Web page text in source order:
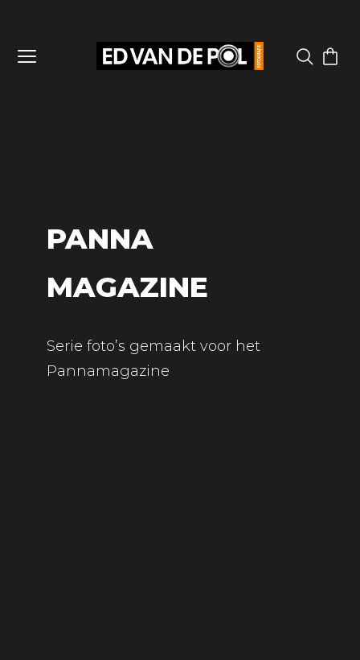
PANNA
MAGAZINE
Serie foto’s gemaakt voor het
Pannamagazine